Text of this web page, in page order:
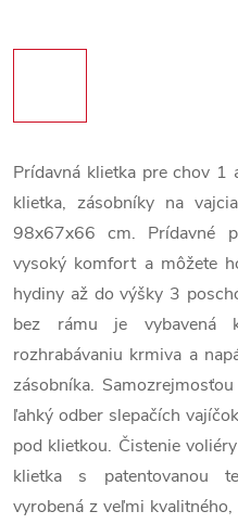
Prídavná klietka pre chov
klietka, zásobníky na
98x67x66 cm. Prídavné
vysoký komfort a môžete
hydiny až do výšky 3
bez rámu je vybavená
rozhrabávaniu krmiva a
zásobníka.
ľahký odber slepačích
pod klietkou. Čistenie
klietka s patentovanou
vyrobená z veľmi